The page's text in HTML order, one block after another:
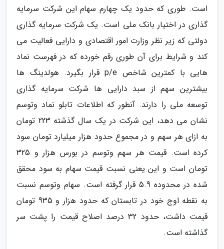
است. طوری که حدود یک چهارم سهام این شرکت سرمایه
گذاری در اختیار بانک ملی است. یک شرکت سرمایه گذاری
دولتی که زیر نظر وزارت امور اقتصادی و دارایی فعالیت می
کند و شرایط برای آن طوری رقم خورده که در فهرست نماد
هایی با کمترین شاخص p/e قرار بگیرد. هولدینگ ها
بیشترین سهم از سبد دارایی ها شرکت سرمایه گذاری
توسعه ملی را دارند. آنطور که اطلاعات تابلو نماد وتوسم
نشان می دهد، این شرکت در یک سال گذشته 223 تومان
به ازای هر سهم و در مجموع حدود هزار میلیارد تومان سود
کرده است. قیمت هر سهم وتوسم در بورس هزار و 325
تومان است و این یعنی نسبت قیمت سهام به سود محقق
شده در محدوده 5.9 قرار گرفته است. سهام وتوسم نسبت
به نقطه اوج خود در تابستان که حدود هزار و 935 تومان
قیمت داشت، حدود 32 درصد اصلاح قیمت را پشت سر
گذاشته است.